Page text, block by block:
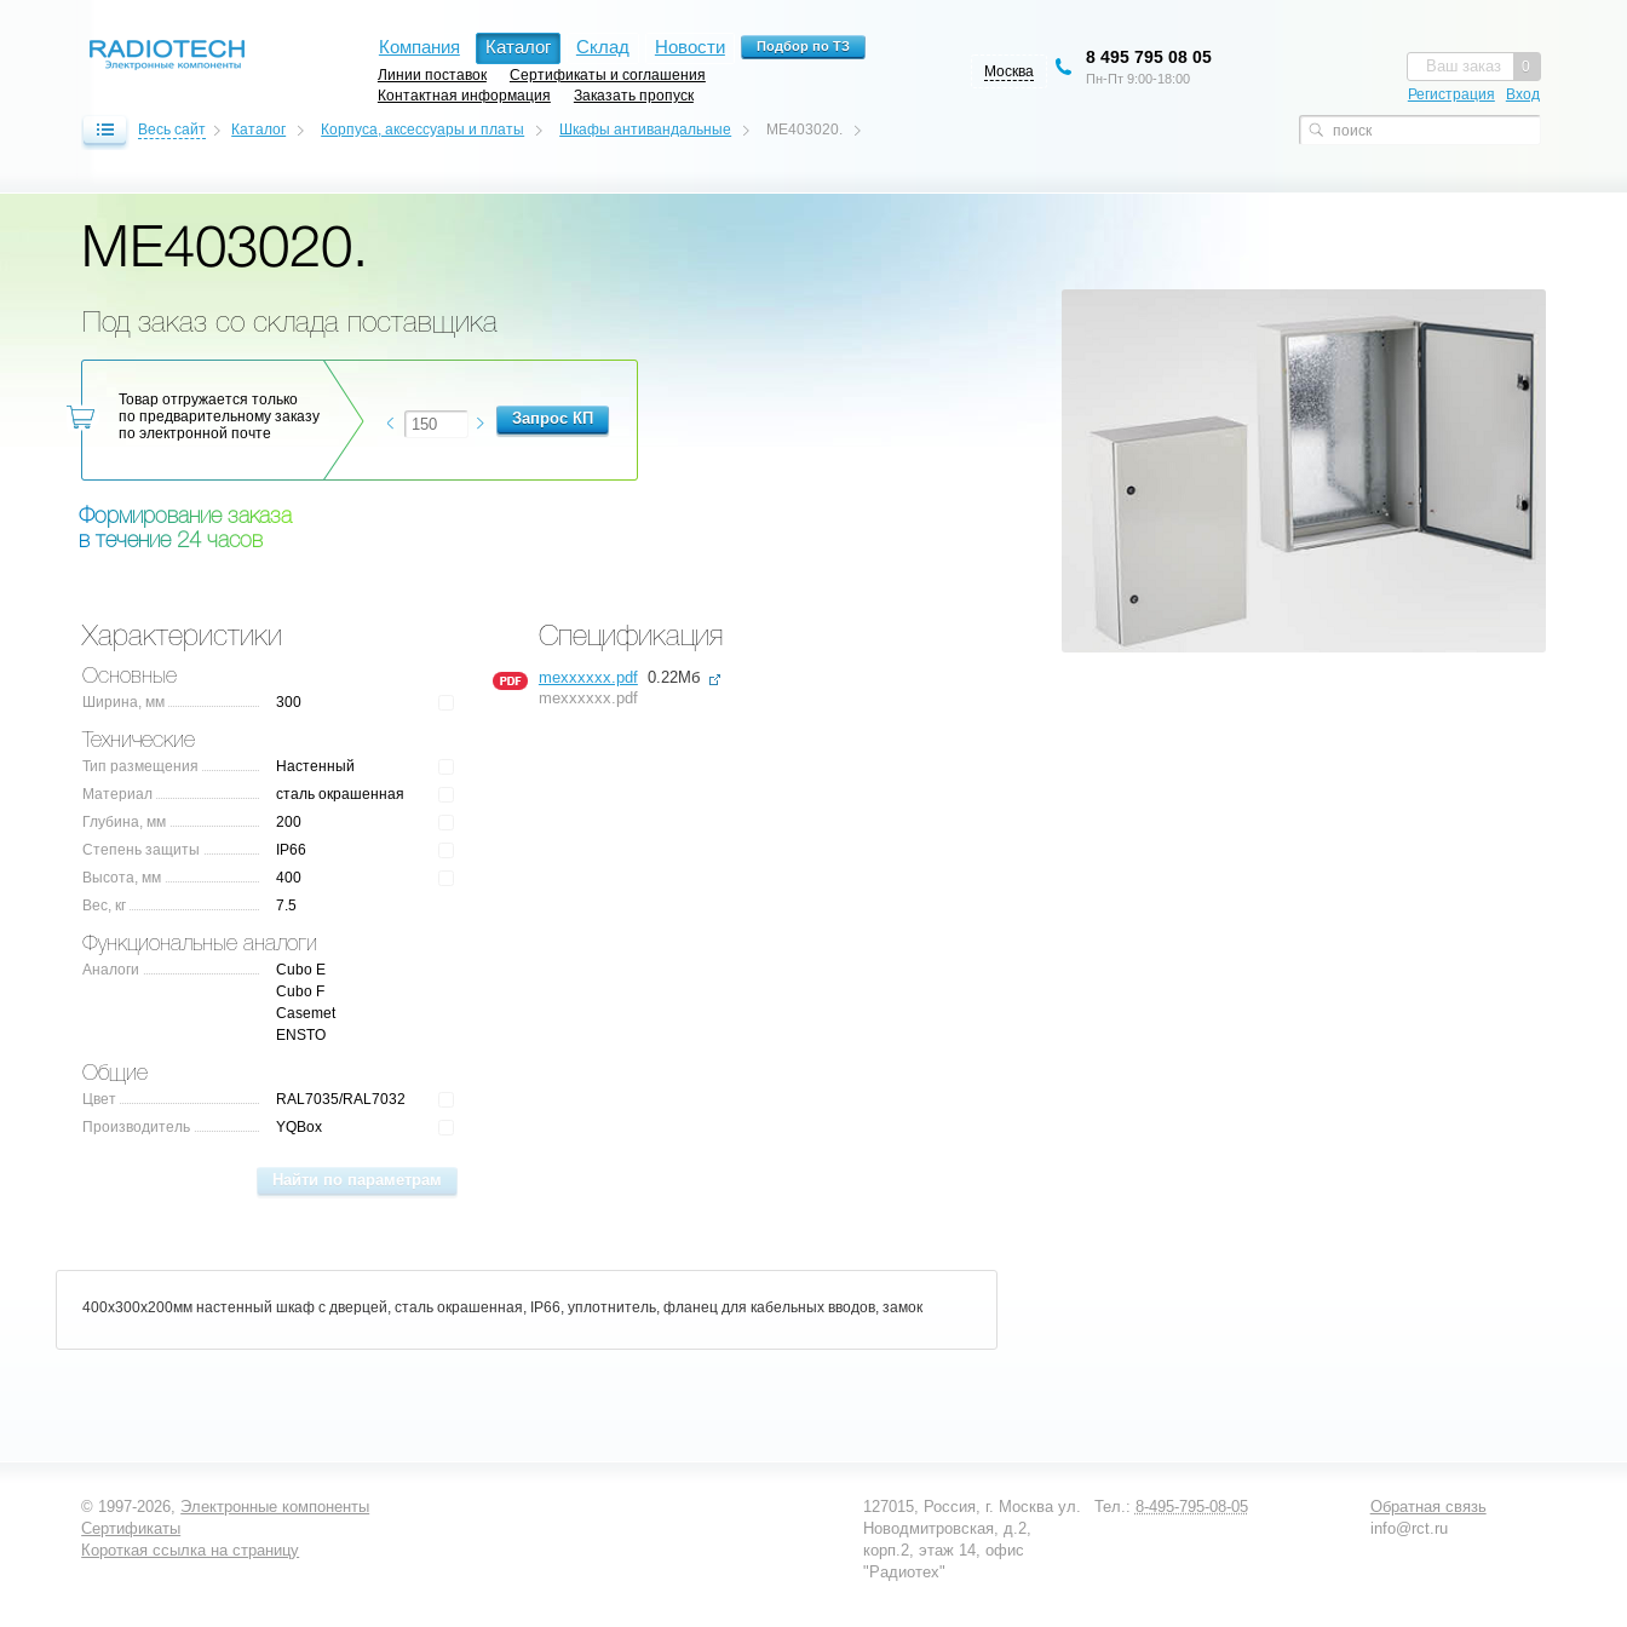
Компания Каталог Склад Новости
Линии поставок
Сертификаты и соглашения
Контактная информация
Заказать пропуск
0
Ваш заказ
Регистрация Вход
Москва
8 495 795 08 05
Пн-Пт 9:00-18:00
Весь сайт Каталог Корпуса, аксессуары и платы Шкафы антивандальные ME403020.
ME403020.
Под заказ со склада поставщика
Товар отгружается только
по предварительному заказу
по электронной почте
Формирование заказа
в течение 24 часов
Характеристики
Основные
Ширина, мм 300
Технические
Тип размещения
Настенный
Материал
сталь окрашенная
Глубина, мм
200
Степень защиты
IP66
Высота, мм
400
Вес, кг
7.5
Функциональные аналоги
Аналоги
Cubo E
Cubo F
Casemet
ENSTO
Общие
Цвет
RAL7035/RAL7032
Производитель
YQBox
Спецификация
mexxxxxx.pdf 0.22Мб
mexxxxxx.pdf
400x300x200мм настенный шкаф с дверцей, сталь окрашенная, IP66, уплотнитель, фланец для кабельных вводов, замок
© 1997-2026, Электронные компоненты
Сертификаты
Короткая ссылка на страницу
Обратная связь
info@rct.ru
Тел.: 8-495-795-08-05
127015, Россия, г. Москва ул.
Новодмитровская, д.2,
корп.2, этаж 14, офис
"Радиотех"